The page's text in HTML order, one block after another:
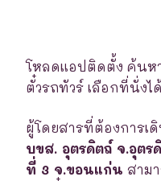
โหลดแอปติดตั้ง ค้นห
ตั๋วรถทัวร์ เลือกที่นั่งไ
ผู้โดยสารที่ต้องการเ
บขส. อุตรดิตถ์ จ.อุต
ที่ 3 จ.ขอนแก่น สาม